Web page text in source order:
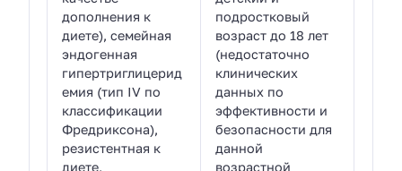
дополнения к
диете), семейная
эндогенная
гипертриглицерид
емия (тип IV по
классификации
Фредриксона),
резистентная к
диете,
подростковый
возраст до 18 лет
(недостаточно
клинических
данных по
эффективности и
безопасности для
данной
возрастной